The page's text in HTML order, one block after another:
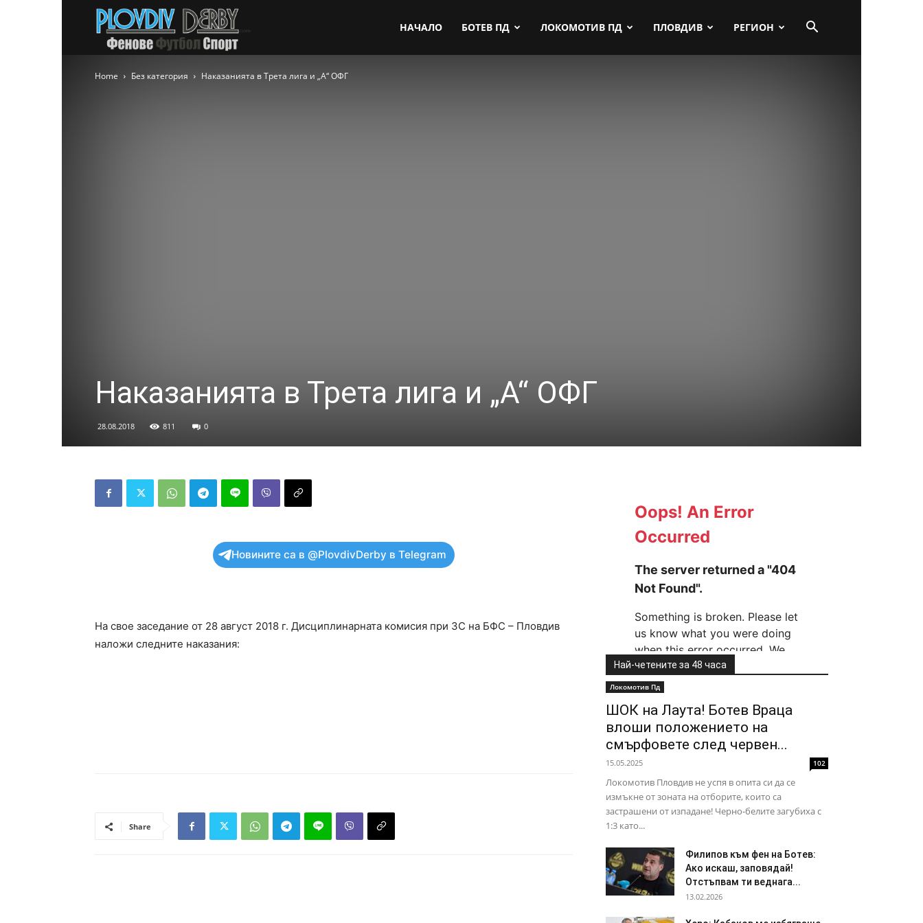
НАЧАЛО БОТЕВ ПД ЛОКОМОТИВ ПД ПЛОВДИВ РЕГИОН
Home Без категория Наказанията в Трета лига и „А“ ОФГ
Наказанията в Трета лига и „А“ ОФГ
28.08.2018 811 0
Новините са в @PlovdivDerby в Telegram
На свое заседание от 28 август 2018 г. Дисциплинарната комисия при ЗС на БФС – Пловдив
наложи следните наказания:
Share
Най-четените за 48 часа
Локомотив Пд
ШОК на Лаута! Ботев Враца
влоши положението на
смърфовете след червен...
15.05.2025 102
Локомотив Пловдив не успя в опита си да се
измъкне от зоната на отборите, които са
застрашени от изпадане! Черно-белите загубиха с
1:3 като...
Филипов към фен на Ботев:
Ако искаш, заповядай!
Отстъпвам ти веднага...
13.02.2026